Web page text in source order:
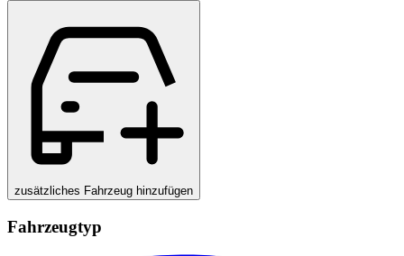
zusätzliches Fahrzeug hinzufügen
Fahrzeugtyp